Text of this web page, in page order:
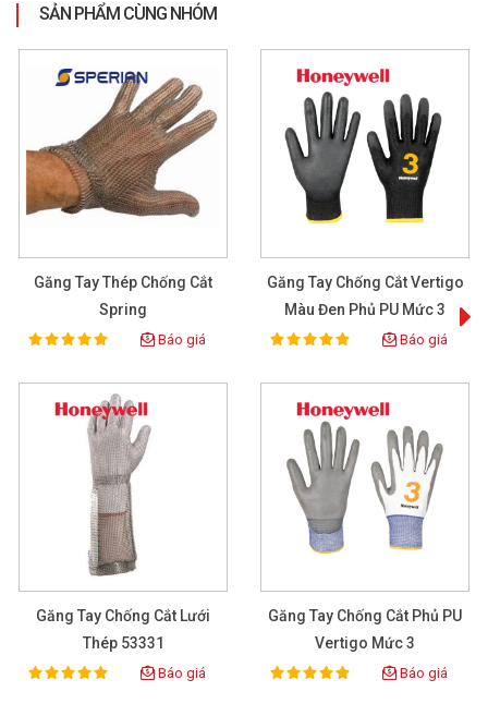
SẢN PHẨM CÙNG NHÓM
Găng Tay Thép Chống Cắt
Spring
Rating:
100% Báo giá
Găng Tay Chống Cắt Vertigo
Màu Đen Phủ PU Mức 3
Rating:
100% Báo giá
Găng Tay Chống Cắt Lưới
Thép 53331
Rating:
100% Báo giá
Găng Tay Chống Cắt Phủ PU
Vertigo Mức 3
Rating:
100% Báo giá